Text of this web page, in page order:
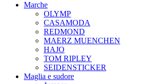
Marche
OLYMP
CASAMODA
REDMOND
MAERZ MUENCHEN
HAJO
TOM RIPLEY
SEIDENSTICKER
Maglia e sudore